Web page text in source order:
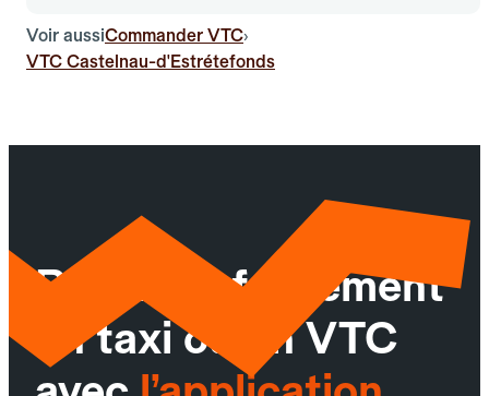
Voir aussiCommander VTC›
VTC Castelnau-d'Estrétefonds
Réservez facilement
un taxi ou un VTC